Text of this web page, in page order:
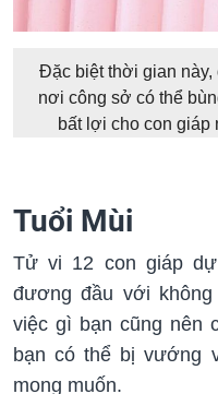
Đặc biệt thời gian này,
nơi công sở có thể
bất lợi cho con giáp
Tuổi Mùi
Tử vi 12 con giáp
đương đầu với
việc gì bạn cũng nên
bạn có thể bị vướng
mong muốn.